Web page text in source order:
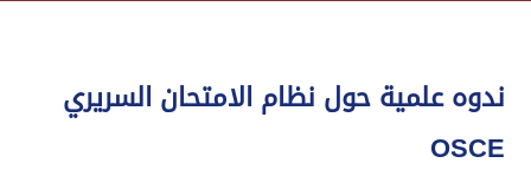
ندوه علمية حول نظام الامتحان السريري
OSCE